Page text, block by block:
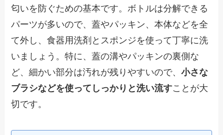
匂いを防ぐための基本です。ボトルは分解できる
パーツが多いので、蓋やパッキン、本体などを全
て外し、食器用洗剤とスポンジを使って丁寧に洗
いましょう。特に、蓋の溝やパッキンの裏側な
ど、細かい部分は汚れが残りやすいので、小さな
ブラシなどを使ってしっかりと洗い流すことが大
切です。